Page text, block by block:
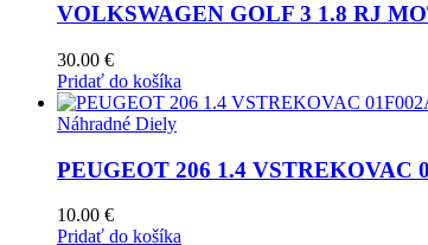
VOLKSWAGEN GOLF 3 1.8 RJ
30.00 €
Pridať do košíka
Náhradné Diely
PEUGEOT 206 1.4 VSTREKOVAC
10.00 €
Pridať do košíka